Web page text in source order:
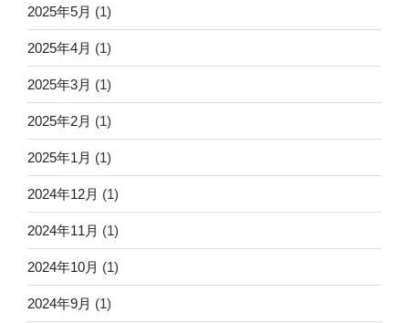
2025年5月 (1)
2025年4月 (1)
2025年3月 (1)
2025年2月 (1)
2025年1月 (1)
2024年12月 (1)
2024年11月 (1)
2024年10月 (1)
2024年9月 (1)